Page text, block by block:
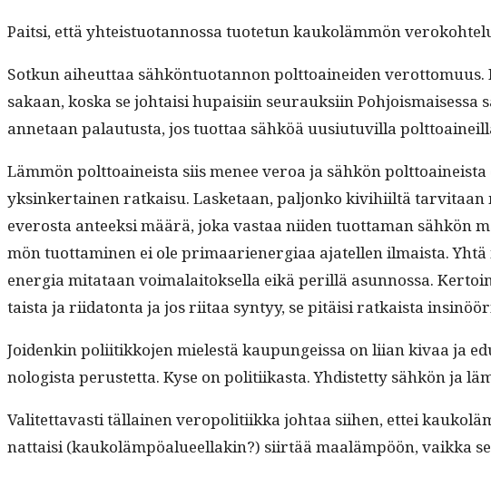
Pait­si, että yhteis­tuotan­nos­sa tuote­tun kaukoläm­mön
Sotkun aiheut­taa sähkön­tuotan­non polt­toainei­den
sakaan, kos­ka se johtaisi hupaisi­in seu­rauk­si­in
annetaan palau­tus­ta, jos tuot­taa sähköä uusi­u­tuvil­la
Läm­mön polt­toaineista siis menee veroa ja sähkön
yksinker­tainen ratkaisu. Las­ke­taan, paljonko kivi­hi­iltä
everos­ta anteek­si määrä, joka vas­taa niiden tuot­ta­man
mön tuot­ta­mi­nen ei ole pri­maariener­giaa ajatellen ilmaista.
ener­gia mitataan voimalaitok­sel­la eikä per­il­lä asun­nos­sa.
taista ja riida­ton­ta ja jos riitaa syn­tyy, se pitäisi ratkaista
Joidenkin poli­itikko­jen mielestä kaupungeis­sa on liian kivaa ja
nol­o­gista perustet­ta. Kyse on poli­ti­ikas­ta. Yhdis­tet­ty sähkön ja
Valitet­tavasti täl­lainen veropoli­ti­ik­ka johtaa siihen, ettei
nat­taisi (kaukoläm­pöalueel­lakin?) siirtää maaläm­pöön, vaik­ka